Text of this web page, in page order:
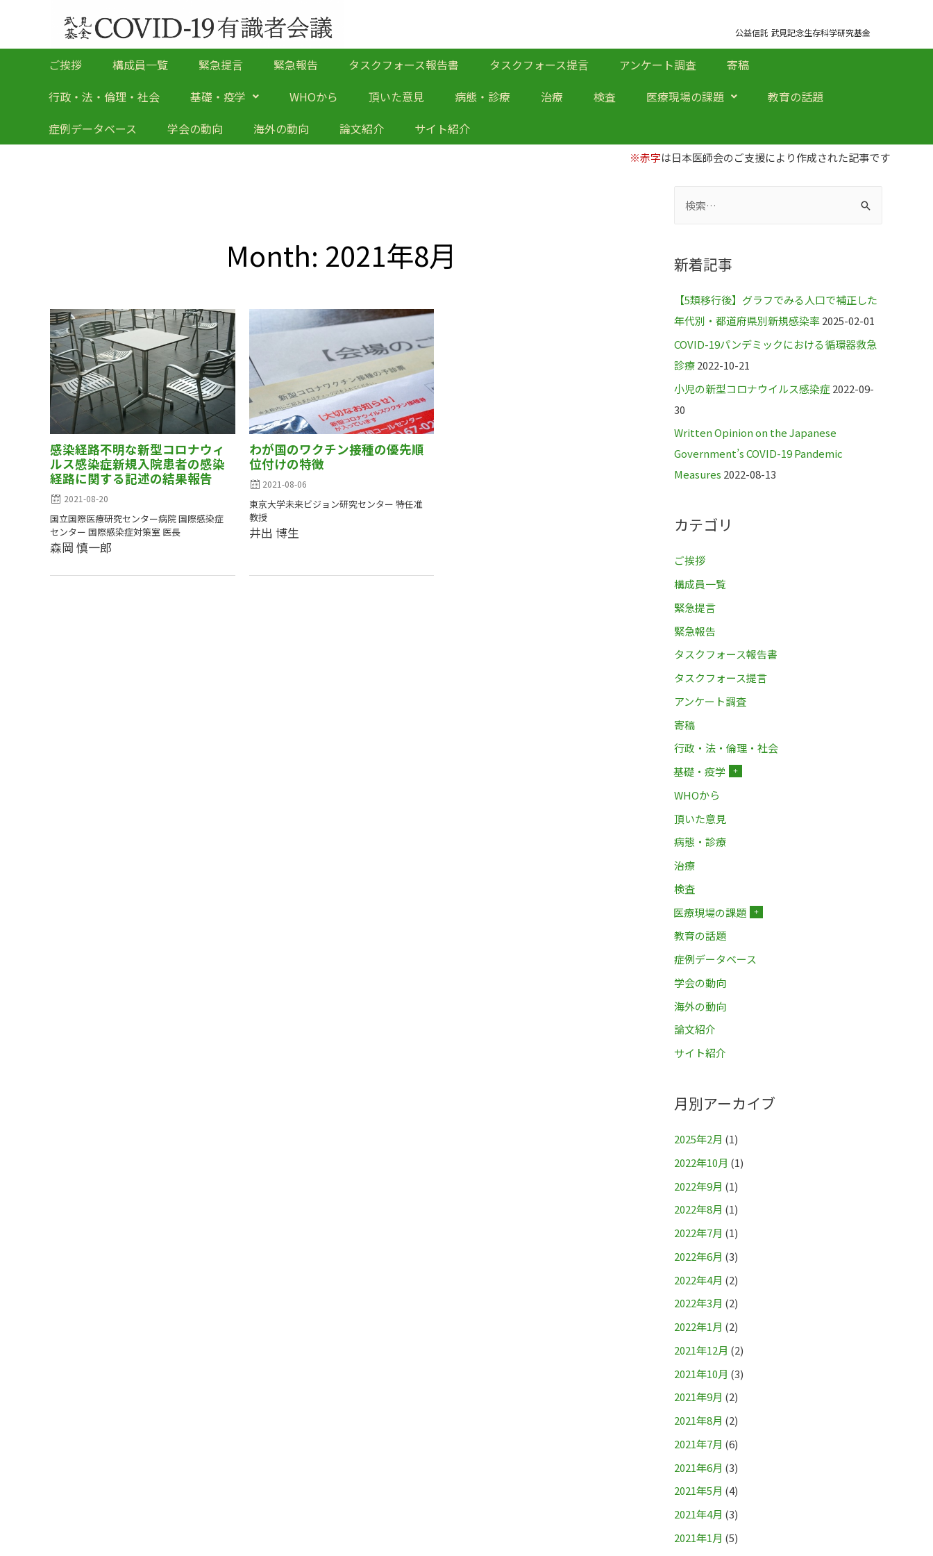
公益信託 武見記念生存科学研究基金
ご挨拶 構成員一覧 緊急提言 緊急報告 タスクフォース報告書 タスクフォース提言 アンケート調査
寄稿
行政・法・倫理・社会
基礎・疫学 WHOから 頂いた意見 病態・診療 治療 検査 医療現場の課題
教育の話題
症例データベース
学会の動向 海外の動向 論文紹介 サイト紹介
※赤字は日本医師会のご支援により作成された記事です
Month: 2021年8月
感染経路不明な新型コロナウィ
ルス感染症新規入院患者の感染
経路に関する記述の結果報告
2021-08-20
国立国際医療研究センター病院 国際感染症
センター 国際感染症対策室 医長
森岡 慎一郎
わが国のワクチン接種の優先順
位付けの特徴
2021-08-06
東京大学未来ビジョン研究センター 特任准
教授
井出 博生
新着記事
【5類移行後】グラフでみる人口で補正した
年代別・都道府県別新規感染率2025-02-01
COVID-19パンデミックにおける循環器救急
診療2022-10-21
小児の新型コロナウイルス感染症2022-09-
30
Written Opinion on the Japanese
Government’s COVID-19 Pandemic
Measures 2022-08-13
カテゴリ
ご挨拶
構成員一覧
緊急提言
緊急報告
タスクフォース報告書
タスクフォース提言
アンケート調査
寄稿
行政・法・倫理・社会
基礎・疫学
＋
WHOから
頂いた意見
病態・診療
治療
検査
医療現場の課題
＋
教育の話題
症例データベース
学会の動向
海外の動向
論文紹介
サイト紹介
月別アーカイブ
2025年2月 (1)
2022年10月 (1)
2022年9月 (1)
2022年8月 (1)
2022年7月 (1)
2022年6月 (3)
2022年4月 (2)
2022年3月 (2)
2022年1月 (2)
2021年12月 (2)
2021年10月 (3)
2021年9月 (2)
2021年8月 (2)
2021年7月 (6)
2021年6月 (3)
2021年5月 (4)
2021年4月 (3)
2021年1月 (5)